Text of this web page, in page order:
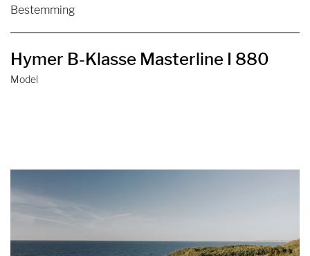
Bestemming
Model
Hymer B-Klasse Masterline I 880